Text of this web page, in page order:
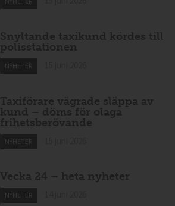
Snyltande taxikund kördes till
polisstationen
NYHETER
Taxiförare vägrade släppa av
kund – döms för olaga
frihetsberövande
NYHETER
Vecka 24 – heta nyheter
NYHETER